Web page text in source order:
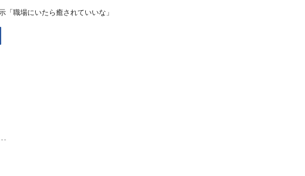
職場にいたら癒されていいな」